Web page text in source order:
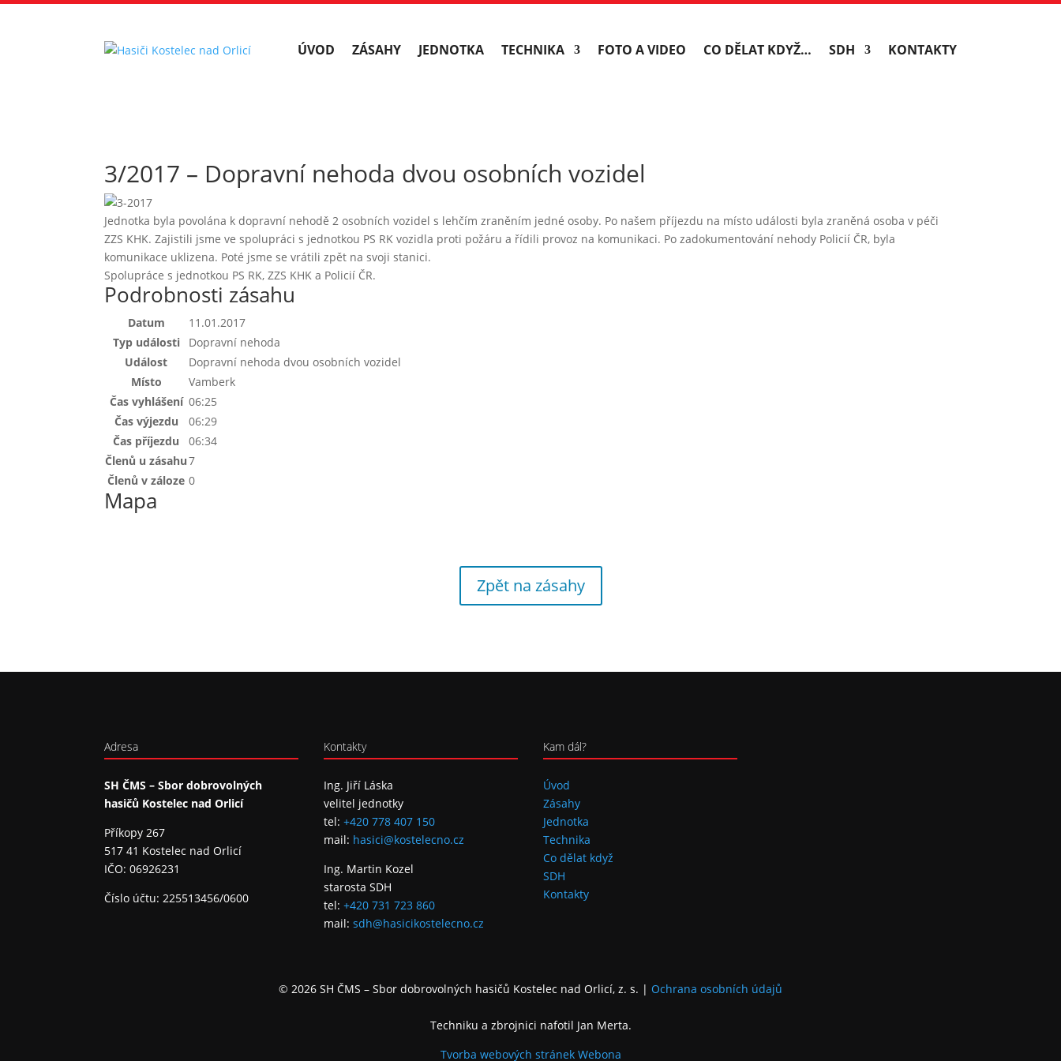
ÚVOD ZÁSAHY JEDNOTKA TECHNIKA FOTO A VIDEO CO DĚLAT KDYŽ… SDH KONTAKTY
3/2017 – Dopravní nehoda dvou osobních vozidel
Jednotka byla povolána k dopravní nehodě 2 osobních vozidel s lehčím zraněním jedné osoby. Po našem příjezdu na místo události byla zraněná osoba v péči
ZZS KHK. Zajistili jsme ve spolupráci s jednotkou PS RK vozidla proti požáru a řídili provoz na komunikaci. Po zadokumentování nehody Policií ČR, byla
komunikace uklizena. Poté jsme se vrátili zpět na svoji stanici.
Spolupráce s jednotkou PS RK, ZZS KHK a Policií ČR.
Podrobnosti zásahu
Datum
11.01.2017
Typ události
Dopravní nehoda
Událost
Dopravní nehoda dvou osobních vozidel
Místo
Vamberk
Čas vyhlášení 06:25
Čas výjezdu
06:29
Čas příjezdu
06:34
Členů u zásahu7
Členů v záloze 0
Mapa
Zpět na zásahy
Adresa
SH ČMS – Sbor dobrovolných
hasičů Kostelec nad Orlicí
Příkopy 267
517 41 Kostelec nad Orlicí
IČO: 06926231
Číslo účtu: 225513456/0600
Kontakty
Ing. Jiří Láska
velitel jednotky
tel:+420 778 407 150
mail: hasici@kostelecno.cz
Ing. Martin Kozel
starosta SDH
tel:+420 731 723 860
mail:sdh@hasicikostelecno.cz
Kam dál?
Úvod
Zásahy
Jednotka
Technika
Co dělat když
SDH
Kontakty
© 2026 SH ČMS – Sbor dobrovolných hasičů Kostelec nad Orlicí, z. s. | Ochrana osobních údajů
Techniku a zbrojnici nafotil Jan Merta.
Tvorba webových stránek Webona